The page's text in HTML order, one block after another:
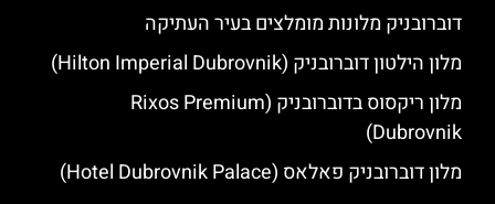
דוברובניק מלונות מומלצים בעיר העתיקה
מלון הילטון דוברובניק (Hilton Imperial Dubrovnik)
מלון ריקסוס בדוברובניק (Rixos Premium
Dubrovnik)
מלון דוברובניק פאלאס (Hotel Dubrovnik Palace)